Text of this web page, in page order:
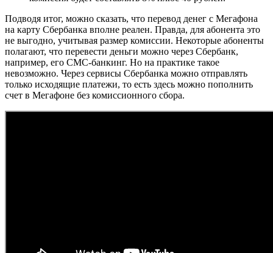
Подводя итог, можно сказать, что перевод денег с Мегафона
на карту Сбербанка вполне реален. Правда, для абонента это
не выгодно, учитывая размер комиссии. Некоторые абоненты
полагают, что перевести деньги можно через Сбербанк,
например, его СМС-банкинг. Но на практике такое
невозможно. Через сервисы Сбербанка можно отправлять
только исходящие платежи, то есть здесь можно пополнить
счет в Мегафоне без комиссионного сбора.